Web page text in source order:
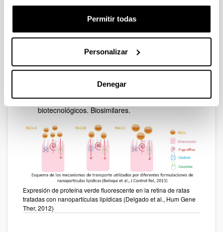
Permitir todas
Personalizar
Denegar
en muestras biológicas, farmacocinética
antibioterapia: aplicación en profilaxis quirúrgica,
pacientes críticos, técnicas continuas de
reemplazo renal,…
Evaluación farmacoterapéutica y
farmacoeconómica de medicamentos. Atención
farmacéutica en pacientes polimedicados.
Regulación legal de los medicamentos
biotecnológicos. Biosimilares.
Expresión de proteína verde fluorescente en la retina de ratas
tratadas con nanopartículas lipídicas (Delgado et al., Hum Gene
Ther, 2012)